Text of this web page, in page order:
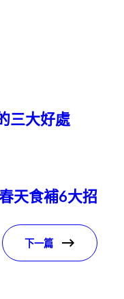
三大好處
天食補6大招
下一篇